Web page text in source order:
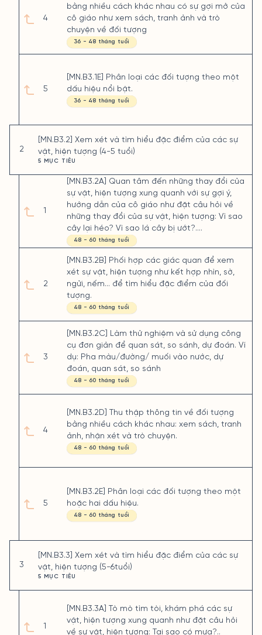
4
5
bằng nhiều cách khác nhau có sự gợi mở của
cô giáo như xem sách, tranh ảnh và trò
chuyện về đối tượng
36 - 48 tháng tuổi
[MN.B3.1E] Phân loại các đối tượng theo một
dấu hiệu nổi bật.
36 - 48 tháng tuổi
2
[MN.B3.2] Xem xét và tìm hiểu đặc điểm của các sự
vật, hiện tượng (4-5 tuổi)
5 MỤC TIÊU
1
2
3
4
5
[MN.B3.2A] Quan tâm đến những thay đổi của
sự vật, hiện tượng xung quanh với sự gợi ý,
hướng dẫn của cô giáo như đặt câu hỏi về
những thay đổi của sự vật, hiện tượng: Vì sao
cây lại héo? Vì sao lá cây bị ướt?....
48 - 60 tháng tuổi
[MN.B3.2B] Phối hợp các giác quan để xem
xét sự vật, hiện tượng như kết hợp nhìn, sờ,
ngửi, nếm... để tìm hiểu đặc điểm của đối
tượng.
48 - 60 tháng tuổi
[MN.B3.2C] Làm thử nghiệm và sử dụng công
cụ đơn giản để quan sát, so sánh, dự đoán. Ví
dụ: Pha màu/đường/ muối vào nước, dự
đoán, quan sát, so sánh
48 - 60 tháng tuổi
[MN.B3.2D] Thu thập thông tin về đối tượng
bằng nhiều cách khác nhau: xem sách, tranh
ảnh, nhận xét và trò chuyện.
48 - 60 tháng tuổi
[MN.B3.2E] Phân loại các đối tượng theo một
hoặc hai dấu hiệu.
48 - 60 tháng tuổi
3
[MN.B3.3] Xem xét và tìm hiểu đặc điểm của các sự
vật, hiện tượng (5-6tuổi)
5 MỤC TIÊU
1
[MN.B3.3A] Tò mò tìm tòi, khám phá các sự
vật, hiện tượng xung quanh như đặt câu hỏi
về sự vật, hiện tượng: Tại sao có mưa?..